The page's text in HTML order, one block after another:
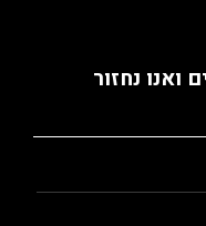
נחזור